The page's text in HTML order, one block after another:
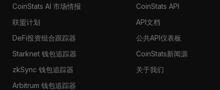
CoinStats AI 市场情报
联盟计划
DeFi投资组合跟踪器
Starknet 钱包追踪器
zkSync 钱包追踪器
Arbitrum 钱包追踪器
CoinStats API
API文档
公共API仪表板
CoinStats新闻源
关于我们